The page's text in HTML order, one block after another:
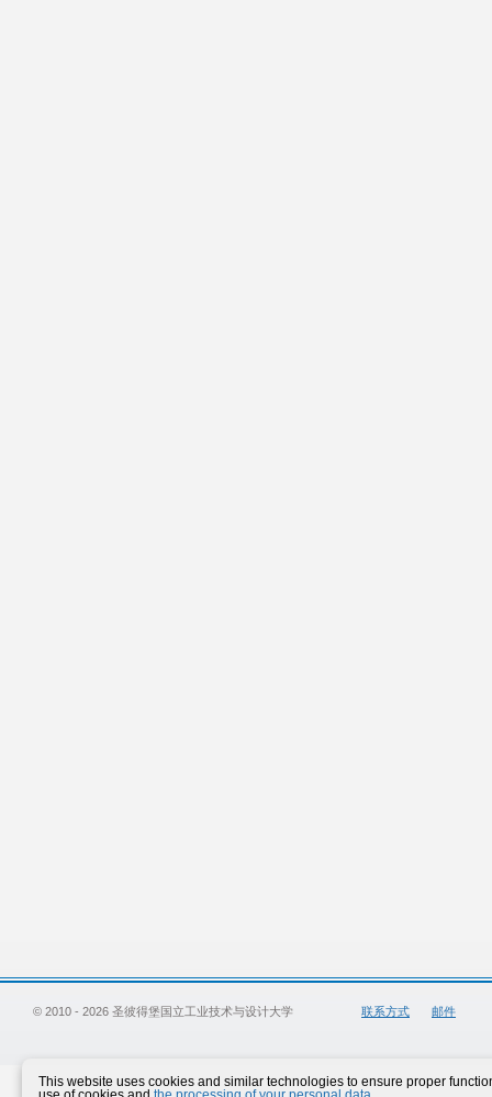
© 2010 - 2026 圣彼得堡国立工业技术与设计大学 联系方式 邮件
This website uses cookies and similar technologies to ensure proper